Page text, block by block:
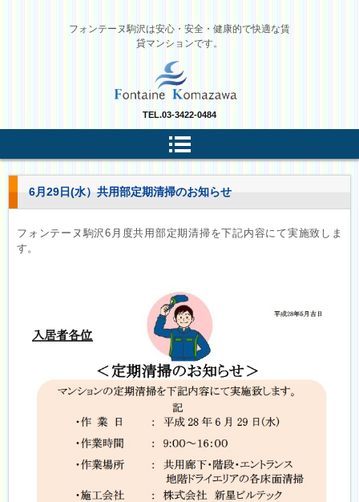
フォンテーヌ駒沢は安心・安全・健康的で快適な賃
貸マンションです。
TEL.03-3422-0484
6月29日(水）共用部定期清掃のお知らせ
フォンテーヌ駒沢6月度共用部定期清掃を下記内容にて実施致しま
す。